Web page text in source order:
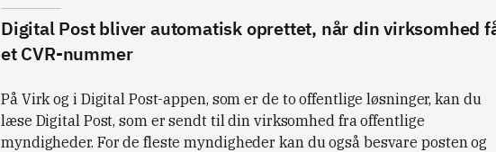
Digital Post bliver automatisk oprettet, når din virksomhed
et CVR-nummer
På Virk og i Digital Post-appen, som er de to offentlige løsninger, kan du
læse Digital Post, som er sendt til din virksomhed fra offentlige
myndigheder. For de fleste myndigheder kan du også besvare posten og